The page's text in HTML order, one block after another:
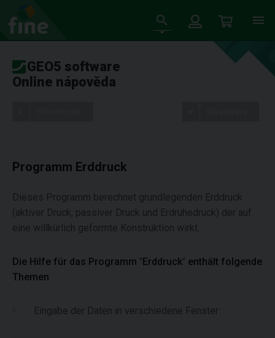
GEO5 software
Online nápověda
Programm Erddruck
Dieses Programm berechnet grundlegenden Erddruck
(aktiver Druck, passiver Druck und Erdruhedruck) der auf
eine willkürlich geformte Konstruktion wirkt.
Die Hilfe für das Programm "Erddruck" enthält folgende
Themen
Eingabe der Daten in verschiedene Fenster: